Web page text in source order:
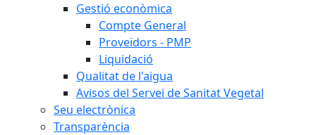
Gestió econòmica
Compte General
Proveïdors - PMP
Liquidació
Qualitat de l'aigua
Avisos del Servei de Sanitat Vegetal
Seu electrònica
Transparència